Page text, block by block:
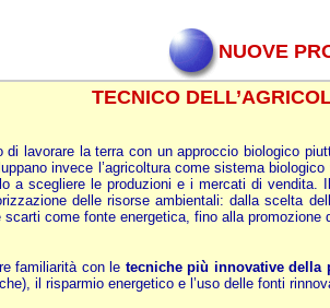
NUOVE
TECNICO
di lavorare la terra con un approccio biologico
invece l’agricoltura come sistema
a scegliere le produzioni e i mercati di
delle risorse ambientali: dalla scelta
come fonte energetica, fino alla
familiarità con le tecniche più innovative della
il risparmio energetico e l’uso delle fonti